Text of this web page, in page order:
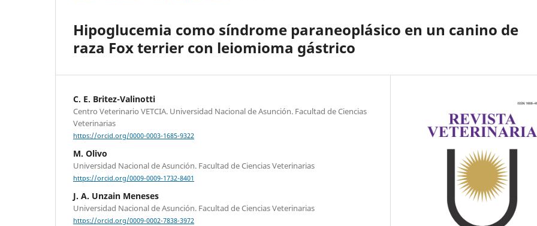
Hipoglucemia como síndrome paraneoplásico en un canino de
raza Fox terrier con leiomioma gástrico
C. E. Britez-Valinotti
Centro Veterinario VETCIA. Universidad Nacional de Asunción. Facultad de Ciencias
Veterinarias
https://orcid.org/0000-0003-1685-9322
M. Olivo
Universidad Nacional de Asunción. Facultad de Ciencias Veterinarias
https://orcid.org/0009-0009-1732-8401
J. A. Unzain Meneses
Universidad Nacional de Asunción. Facultad de Ciencias Veterinarias
https://orcid.org/0009-0002-7838-3972